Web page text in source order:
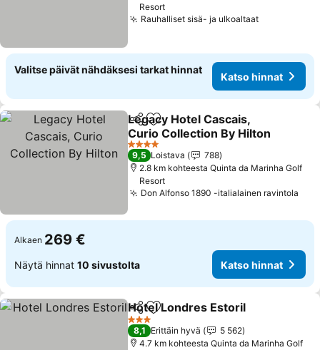
Resort
Rauhalliset sisä- ja ulkoaltaatKatso
Valitse päivät nähdäksesi tarkat hinnat
Katso hinnat
Jaa Lisää suosikkeihin
Legacy Hotel Cascais,
Curio Collection By Hilton
Katso hinnat
4 Tähtiluokitus
9,5 Loistava
788
2.8 km kohteesta Quinta da Marinha Golf
Resort
Don Alfonso 1890 -italialainen ravintola
Alkaen 269 €
Näytä hinnat 10 sivustolta Katso hinnat
Jaa Lisää suosikkeihin
Hotel Londres Estoril
3 Tähtiluokitus
8,1 Erittäin hyvä
5 562
4.7 km kohteesta Quinta da Marinha Golf